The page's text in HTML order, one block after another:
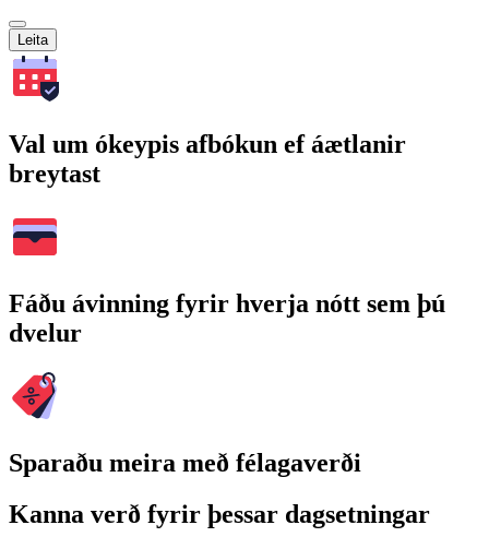
Leita
Val um ókeypis afbókun ef áætlanir
breytast
Fáðu ávinning fyrir hverja nótt sem þú
dvelur
Sparaðu meira með félagaverði
Kanna verð fyrir þessar dagsetningar